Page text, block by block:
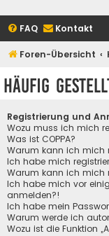
FAQ Kontakt
Foren-Übersicht
Häufig
Registrierung und
Wozu muss ich mich
Was ist COPPA?
Warum kann ich mich
Ich habe mich
Warum kann ich mich
Ich habe mich vor
anmelden?!
Ich habe mein
Warum werde ich
Wozu ist die Funktion